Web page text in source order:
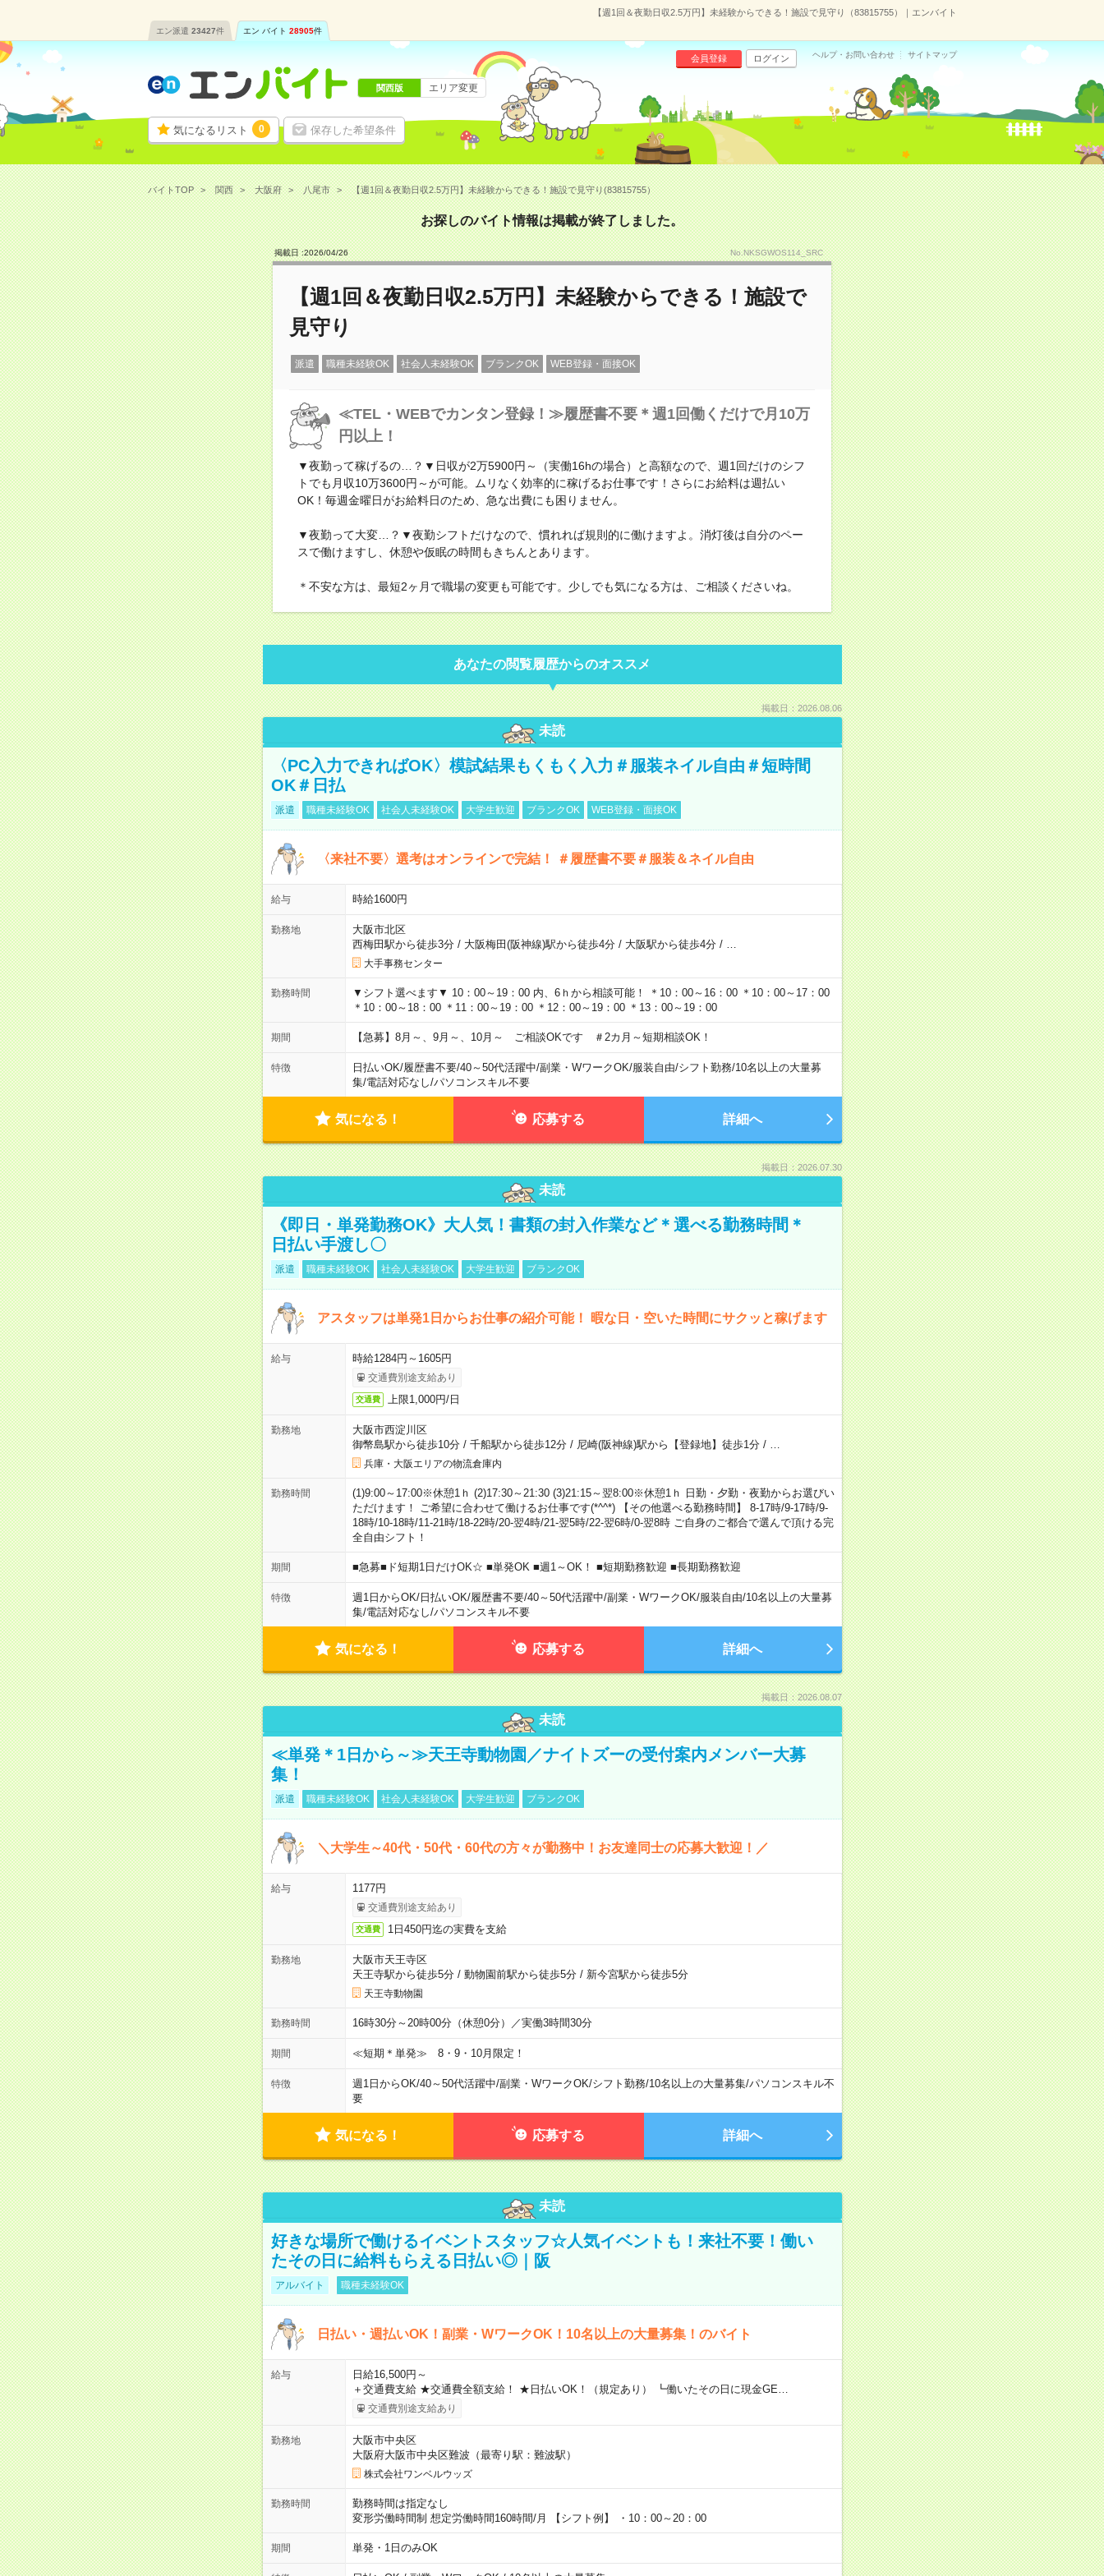
【週1回＆夜勤日収2.5万円】未経験からできる！施設で見守り（83815755）｜エンバイト
エン派遣 23427件 エン バイト 28905件
気になるリスト 0 保存した希望条件
会員登録 ログイン ヘルプ・お問い合わせ サイトマップ
関西版 エリア変更
バイトTOP 関西 大阪府 八尾市 【週1回＆夜勤日収2.5万円】未経験からできる！施設で見守り(83815755）
お探しのバイト情報は掲載が終了しました。
掲載日 :2026/04/26 No.NKSGWOS114_SRC
【週1回＆夜勤日収2.5万円】未経験からできる！施設で
見守り
派遣 職種未経験OK 社会人未経験OK ブランクOK WEB登録・面接OK
≪TEL・WEBでカンタン登録！≫履歴書不要＊週1回働くだけで月10万
円以上！
▼夜勤って稼げるの…？▼日収が2万5900円～（実働16hの場合）と高額なので、週1回だけのシフ
トでも月収10万3600円～が可能。ムリなく効率的に稼げるお仕事です！さらにお給料は週払い
OK！毎週金曜日がお給料日のため、急な出費にも困りません。
▼夜勤って大変…？▼夜勤シフトだけなので、慣れれば規則的に働けますよ。消灯後は自分のペー
スで働けますし、休憩や仮眠の時間もきちんとあります。
＊不安な方は、最短2ヶ月で職場の変更も可能です。少しでも気になる方は、ご相談くださいね。
あなたの閲覧履歴からのオススメ
掲載日：2026.08.06
未読
〈PC入力できればOK〉模試結果もくもく入力＃服装ネイル自由＃短時間
OK＃日払
派遣 職種未経験OK 社会人未経験OK 大学生歓迎 ブランクOK WEB登録・面接OK
〈来社不要〉選考はオンラインで完結！ ＃履歴書不要＃服装＆ネイル自由
給与 時給1600円
勤務地
大阪市北区
西梅田駅から徒歩3分/ 大阪梅田(阪神線)駅から徒歩4分/ 大阪駅から徒歩4分/
大手事務センター
勤務時間
▼シフト選べます▼ 10：00～19：00 内、6ｈから相談可能！ ＊10：00～16：00 ＊10：00～17：00
＊10：00～18：00 ＊11：00～19：00 ＊12：00～19：00 ＊13：00～19：00
期間 【急募】8月～、9月～、10月～ ご相談OKです ＃2カ月～短期相談OK！
特徴 日払いOK/履歴書不要/40～50代活躍中/副業・WワークOK/服装自由/シフト勤務/10名以上の大量募
集/電話対応なし/パソコンスキル不要
気になる！ 応募する 詳細へ
掲載日：2026.07.30
未読
《即日・単発勤務OK》大人気！書類の封入作業など＊選べる勤務時間＊
日払い手渡し〇
派遣 職種未経験OK 社会人未経験OK 大学生歓迎 ブランクOK
アスタッフは単発1日からお仕事の紹介可能！ 暇な日・空いた時間にサクッと稼げます
給与 時給1284円～1605円
交通費別途支給あり
交通費 上限1,000円/日
勤務地
大阪市西淀川区
御幣島駅から徒歩10分/ 千船駅から徒歩12分/ 尼崎(阪神線)駅から【登録地】徒歩1分/
兵庫・大阪エリアの物流倉庫内
勤務時間
(1)9:00～17:00※休憩1ｈ (2)17:30～21:30 (3)21:15～翌8:00※休憩1ｈ 日勤・夕勤・夜勤からお選びい
ただけます！ ご希望に合わせて働けるお仕事です(*^^*) 【その他選べる勤務時間】 8-17時/9-17時/9-
18時/10-18時/11-21時/18-22時/20-翌4時/21-翌5時/22-翌6時/0-翌8時 ご自身のご都合で選んで頂ける完
全自由シフト！
期間 ■急募■ド短期1日だけOK☆ ■単発OK ■週1～OK！ ■短期勤務歓迎 ■長期勤務歓迎
特徴 週1日からOK/日払いOK/履歴書不要/40～50代活躍中/副業・WワークOK/服装自由/10名以上の大量募
集/電話対応なし/パソコンスキル不要
気になる！ 応募する 詳細へ
掲載日：2026.08.07
未読
≪単発＊1日から～≫天王寺動物園／ナイトズーの受付案内メンバー大募
集！
派遣 職種未経験OK 社会人未経験OK 大学生歓迎 ブランクOK
＼大学生～40代・50代・60代の方々が勤務中！お友達同士の応募大歓迎！／
給与 1177円
交通費別途支給あり
交通費 1日450円迄の実費を支給
勤務地
大阪市天王寺区
天王寺駅から徒歩5分/ 動物園前駅から徒歩5分/ 新今宮駅から徒歩5分
天王寺動物園
勤務時間 16時30分～20時00分（休憩0分）／実働3時間30分
期間 ≪短期＊単発≫ 8・9・10月限定！
特徴 週1日からOK/40～50代活躍中/副業・WワークOK/シフト勤務/10名以上の大量募集/パソコンスキル不
要
気になる！ 応募する 詳細へ
未読
好きな場所で働けるイベントスタッフ☆人気イベントも！来社不要！働い
たその日に給料もらえる日払い◎｜阪
アルバイト 職種未経験OK
日払い・週払いOK！副業・WワークOK！10名以上の大量募集！のバイト
給与
日給16,500円～
＋交通費支給 ★交通費全額支給！ ★日払いOK！（規定あり） ┗働いたその日に現金GE…
交通費別途支給あり
勤務地
大阪市中央区
大阪府大阪市中央区難波（最寄り駅：難波駅）
株式会社ワンベルウッズ
勤務時間
勤務時間は指定なし
変形労働時間制 想定労働時間160時間/月 【シフト例】 ・10：00～20：00
期間 単発・1日のみOK